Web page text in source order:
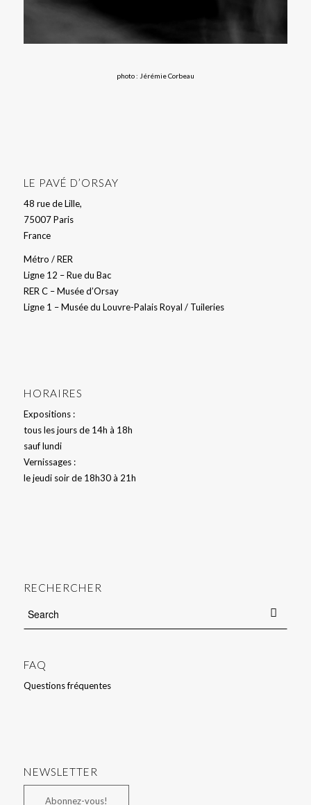
photo : Jérémie Corbeau
LE PAVÉ D’ORSAY
48 rue de Lille,
75007 Paris
France
Métro / RER
Ligne 12 – Rue du Bac
RER C – Musée d’Orsay
Ligne 1 – Musée du Louvre-Palais Royal / Tuileries
HORAIRES
Expositions :
tous les jours de 14h à 18h
sauf lundi
Vernissages :
le jeudi soir de 18h30 à 21h
RECHERCHER
FAQ
Questions fréquentes
NEWSLETTER
Abonnez-vous!